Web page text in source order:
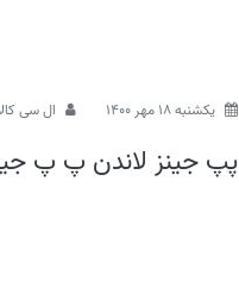
يكشنبه 18 مهر 1400 ال سی
پپ جینز لاندن پ پ